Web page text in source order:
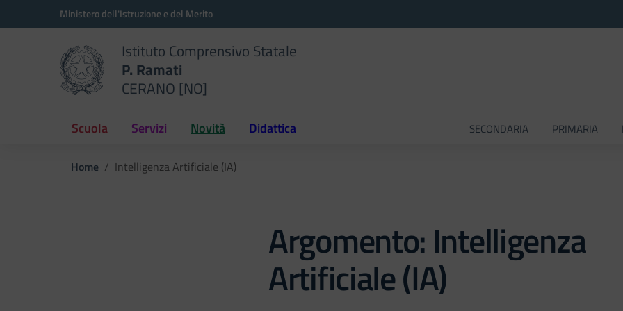
Vai ai contenuti
Vai al menu di navigazioneMinistero dell'Istruzione e del Merito
Istituto Comprensivo Statale
P. Ramati
CERANO [NO]
Scuola Servizi Novità Didattica SECONDARIA PRIMARIA
Home Intelligenza Artificiale (IA)
Argomento: Intelligenza
Artificiale (IA)